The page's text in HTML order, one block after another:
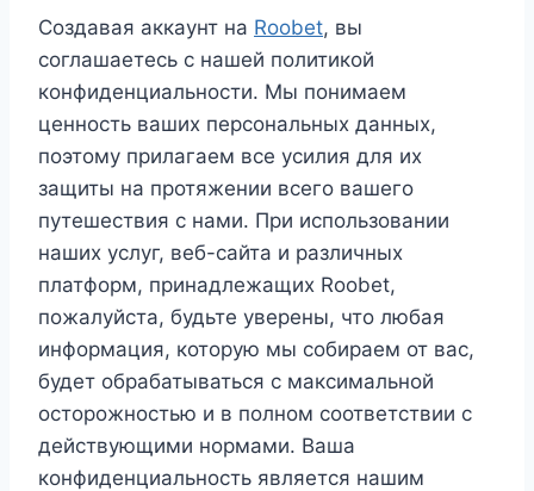
Создавая аккаунт на Roobet, вы
соглашаетесь с нашей политикой
конфиденциальности. Мы понимаем
ценность ваших персональных данных,
поэтому прилагаем все усилия для их
защиты на протяжении всего вашего
путешествия с нами. При использовании
наших услуг, веб-сайта и различных
платформ, принадлежащих Roobet,
пожалуйста, будьте уверены, что любая
информация, которую мы собираем от вас,
будет обрабатываться с максимальной
осторожностью и в полном соответствии с
действующими нормами. Ваша
конфиденциальность является нашим